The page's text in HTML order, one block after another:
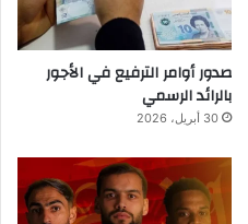
صدور أوامر الترفيع في الأجور
بالرائد الرسمي
30 أبريل، 2026